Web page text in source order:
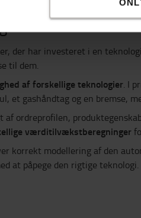
der har investeret i en
til dem.
af forskellige teknologier. I
et gashåndtag og en bremse,
ordreprofilen,
værditilvækstberegninger
korrekt modellering af den
at påpege den rigtige teknologi.